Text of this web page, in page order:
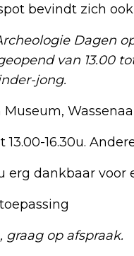
bevindt zich
Dagen
van 13.00
jong.
13.00-16.30u.
erg dankbaar
graag op afspraak.